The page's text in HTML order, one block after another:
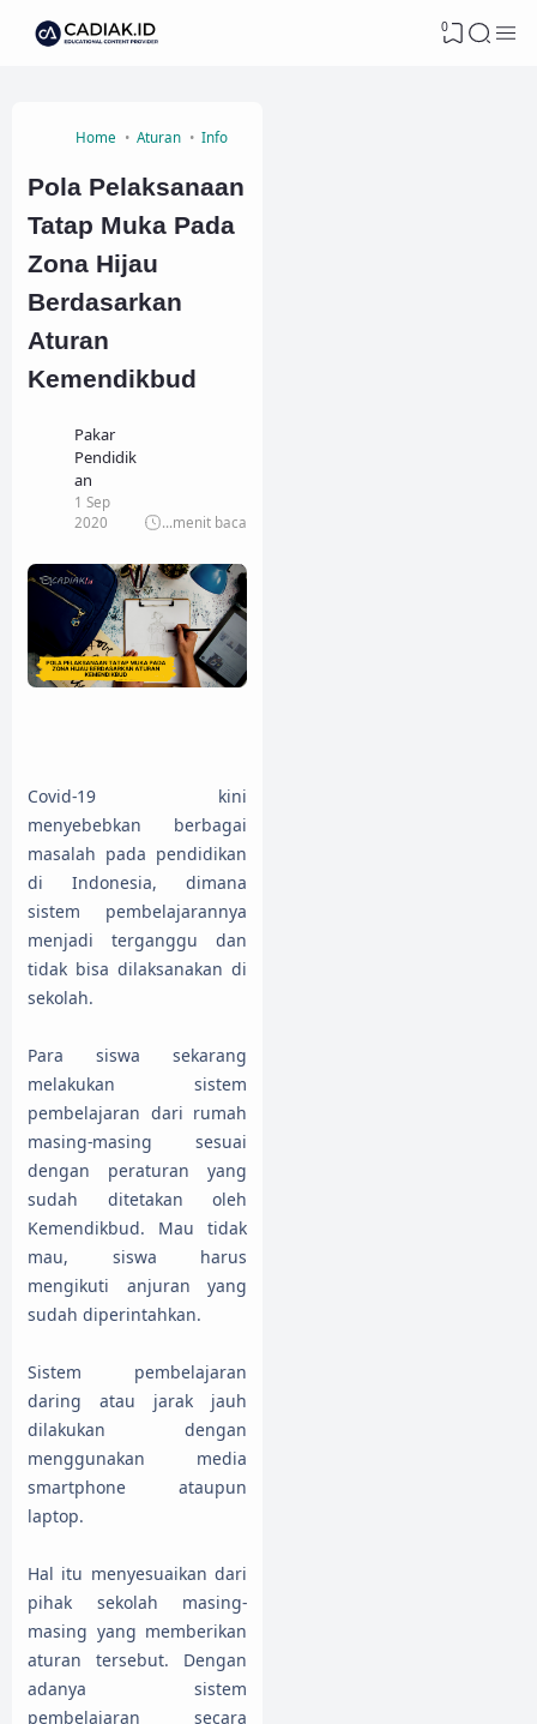
0
Home Aturan Info
Pola Pelaksanaan
Tatap Muka Pada
Zona Hijau
Berdasarkan
Aturan
Kemendikbud
Pakar
Pendidik
an
1 Sep
2020
...menit baca
Covid-19 kini
menyebebkan berbagai
masalah pada pendidikan
di Indonesia, dimana
sistem pembelajarannya
menjadi terganggu dan
tidak bisa dilaksanakan di
sekolah.
Para siswa sekarang
melakukan sistem
pembelajaran dari rumah
masing-masing sesuai
dengan peraturan yang
sudah ditetakan oleh
Kemendikbud. Mau tidak
mau, siswa harus
mengikuti anjuran yang
sudah diperintahkan.
Sistem pembelajaran
daring atau jarak jauh
dilakukan dengan
menggunakan media
smartphone ataupun
laptop.
Hal itu menyesuaikan dari
pihak sekolah masing-
masing yang memberikan
aturan tersebut. Dengan
adanya sistem
pembelajaran secara